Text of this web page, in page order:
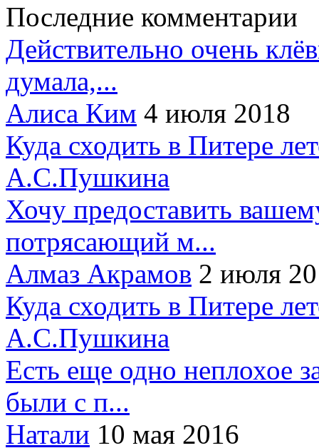
Последние комментарии
Действительно очень
думала,...
Алиса Ким 4 июля 2018
Куда сходить в Питере
А.С.Пушкина
Хочу предоставить
потрясающий м...
Алмаз Акрамов 2 июля
Куда сходить в Питере
А.С.Пушкина
Есть еще одно неплохое
были с п...
Натали 10 мая 2016